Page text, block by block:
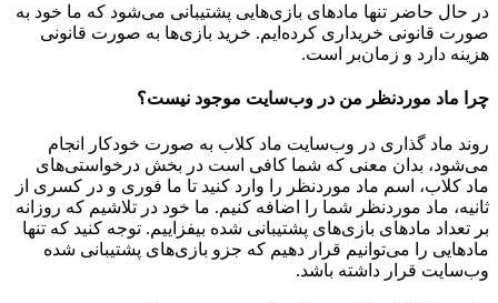
در حال حاضر تنها مادهای بازی‌هایی پشتیبانی می‌شود که ما خود به
صورت قانونی خریداری کرده‌ایم. خرید بازی‌ها به صورت قانونی
هزینه دارد و زمان‌بر است.
چرا ماد موردنظر من در وب‌سایت موجود نیست؟
روند ماد گذاری در وب‌سایت ماد کلاب به صورت خودکار انجام
می‌شود، بدان معنی که شما کافی است در بخش درخواستی‌های
ماد کلاب، اسم ماد موردنظر را وارد کنید تا ما فوری و در کسری از
ثانیه، ماد موردنظر شما را اضافه کنیم. ما خود در تلاشیم که روزانه
بر تعداد مادهای بازی‌های پشتیبانی شده بیفزاییم. توجه کنید که تنها
مادهایی را می‌توانیم قرار دهیم که جزو بازی‌های پشتیبانی شده
وب‌سایت قرار داشته باشد.